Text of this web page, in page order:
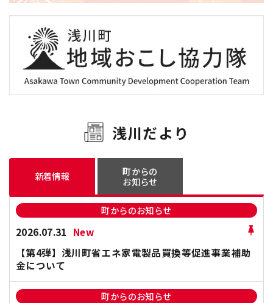
浅川だより
新着情報
町からの
お知らせ
町からのお知らせ
2026.07.31 New
【第4弾】浅川町省エネ家電製品買換等促進事業補助
金について
町からのお知らせ